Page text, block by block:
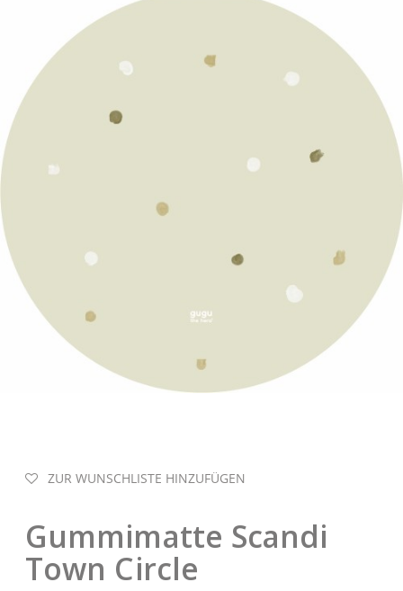
ZUR WUNSCHLISTE HINZUFÜGEN
Gummimatte Scandi
Town Circle